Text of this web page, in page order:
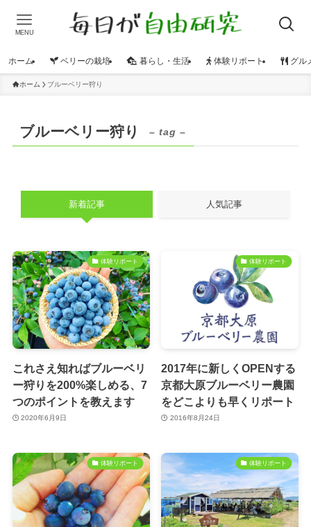
MENU
ホーム ベリーの栽培 暮らし・生活 体験リポート グル
ホーム ブルーベリー狩り
ブルーベリー狩り – tag –
新着記事 人気記事
体験リポート
これさえ知ればブルーベリ
ー狩りを200%楽しめる、7
つのポイントを教えます
2020年6月9日
体験リポート
2017年に新しくOPENする
京都大原ブルーベリー農園
をどこよりも早くリポート
2016年8月24日
体験リポート 体験リポート